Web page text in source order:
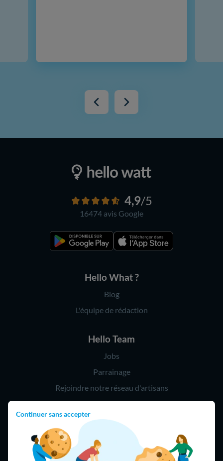
Continuer sans accepter
4,9/5
16474 avis Google
Hello What ?
Blog
L'équipe de rédaction
Hello Team
Jobs
Parrainage
Rejoindre notre réseau d'artisans
Hello !
09 75 18 60 60
(8h-21h)
75018 Paris